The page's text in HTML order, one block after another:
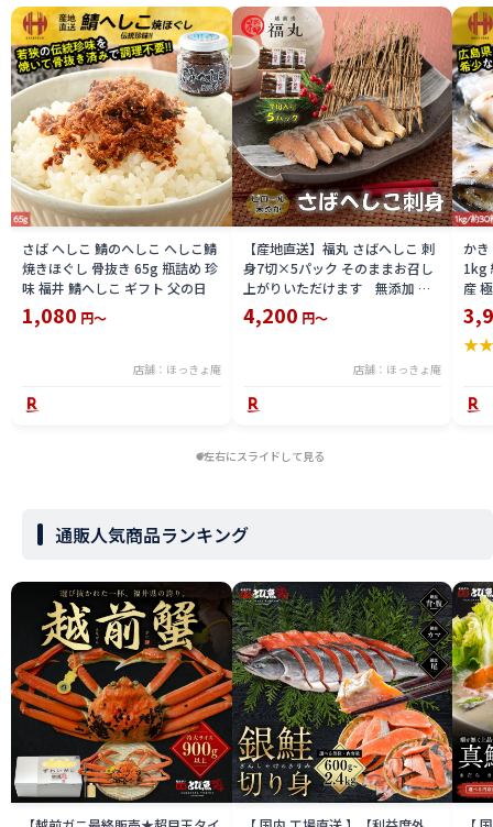
さば へしこ 鯖のへしこ へしこ鯖
焼きほぐし 骨抜き 65g 瓶詰め 珍
味 福井 鯖へしこ ギフト 父の日
1,080 円～
店舗：ほっきょ庵
【産地直送】福丸 さばへしこ 刺
身7切×5パック そのままお召し
上がりいただけます 無添加 福
井県 特産品 越前産 「秘密のケン
ミンSHOW」
4,200 円～
店舗：ほっきょ庵
か
1kg
産
★
左右にスライドして見る
通販人気商品ランキング